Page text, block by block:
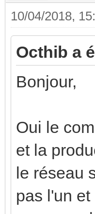
10/04/2018,
Octhib a
Bonjour,
Oui le
et la
le réseau
pas l'un